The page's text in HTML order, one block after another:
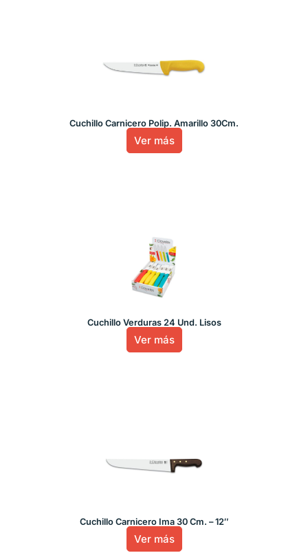
Cuchillo Carnicero Polip. Amarillo 30Cm.
Ver más
Cuchillo Verduras 24 Und. Lisos
Ver más
Cuchillo Carnicero Ima 30 Cm. – 12″
Ver más